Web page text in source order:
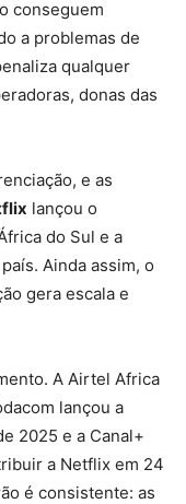
conseguem
a problemas de
qualquer
donas das
e as
lançou o
do Sul e a
Ainda assim, o
gera escala e
A Airtel Africa
lançou a
2025 e a Canal+
a Netflix em 24
é consistente: as